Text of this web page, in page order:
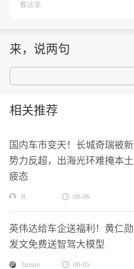
来，说两句
相关推荐
国内车市变天！长城奇瑞被新
势力反超，出海光环难掩本土
疲态
R 08-06
英伟达给车企送福利！黄仁勋
发文免费送智驾大模型
Janson 08-05